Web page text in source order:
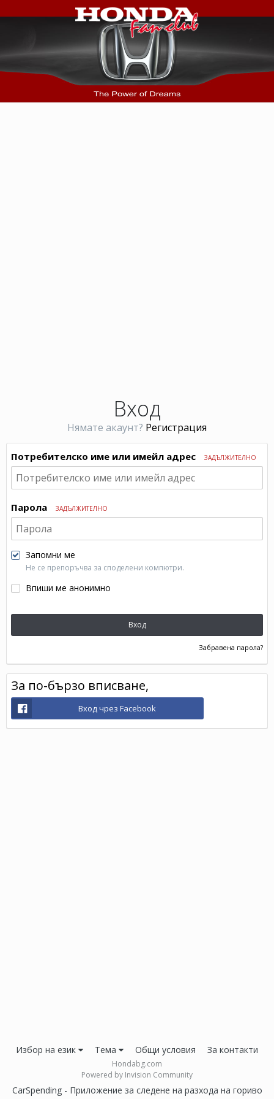
Вход
Нямате акаунт? Регистрация
Потребителско име или имейл адрес ЗАДЪЛЖИТЕЛНО
Парола ЗАДЪЛЖИТЕЛНО
Запомни ме
Не се препоръчва за споделени компютри.
Впиши ме анонимно
Вход
Забравена парола?
За по-бързо вписване,
Вход чрез Facebook
Избор на език Тема Общи условия За контакти
Hondabg.com
Powered by Invision Community
CarSpending - Приложение за следене на разхода на гориво